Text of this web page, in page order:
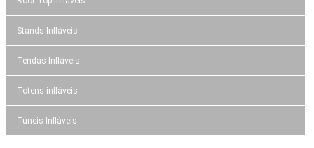
Stands Infláveis
Tendas Infláveis
Totens infláveis
Túneis Infláveis